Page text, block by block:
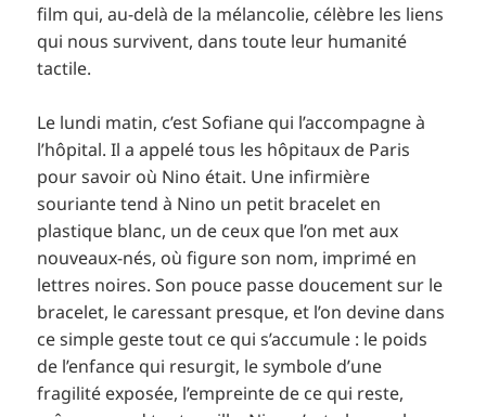
film qui, au-delà de la mélancolie, célèbre les liens
qui nous survivent, dans toute leur humanité
tactile.
Le lundi matin, c’est Sofiane qui l’accompagne à
l’hôpital. Il a appelé tous les hôpitaux de Paris
pour savoir où Nino était. Une infirmière
souriante tend à Nino un petit bracelet en
plastique blanc, un de ceux que l’on met aux
nouveaux-nés, où figure son nom, imprimé en
lettres noires. Son pouce passe doucement sur le
bracelet, le caressant presque, et l’on devine dans
ce simple geste tout ce qui s’accumule : le poids
de l’enfance qui resurgit, le symbole d’une
fragilité exposée, l’empreinte de ce qui reste,